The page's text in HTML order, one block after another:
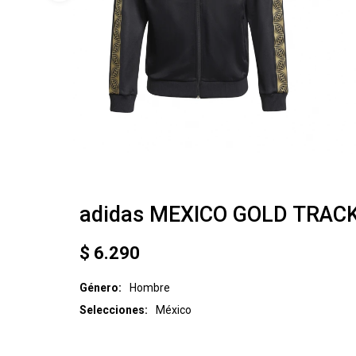
adidas MEXICO GOLD
$ 6.290
Género
Hombre
Selecciones
México